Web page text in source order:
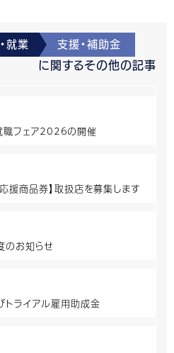
就業 支援・補助金
に関するその他の記事
職フェア202６の開催
援商品券】取扱店を募集します
のお知らせ
ライアル雇用助成金